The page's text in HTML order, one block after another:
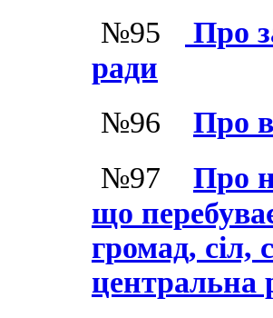
№95
Про
ради
№96
Про
№97
Про
що
громад, сіл,
центральна